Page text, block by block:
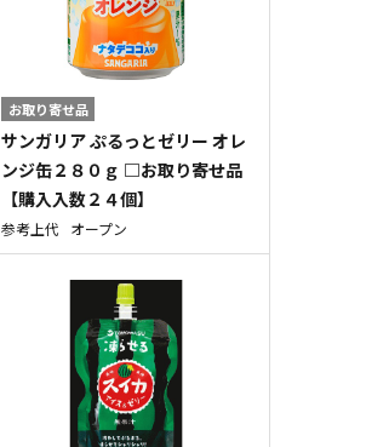
お取り寄せ品
サンガリア ぷるっとゼリー オレ
ンジ缶２８０ｇ □お取り寄せ品
【購入入数２４個】
参考上代 オープン